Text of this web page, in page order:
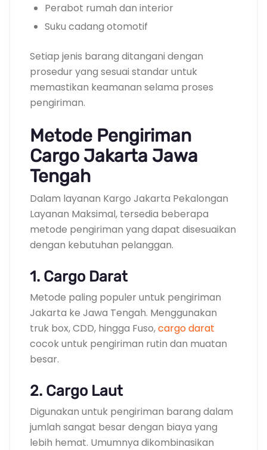
Perabot rumah dan interior
Suku cadang otomotif
Setiap jenis barang ditangani dengan
prosedur yang sesuai standar untuk
memastikan keamanan selama proses
pengiriman.
Metode Pengiriman
Cargo Jakarta Jawa
Tengah
Dalam layanan Kargo Jakarta Pekalongan
Layanan Maksimal, tersedia beberapa
metode pengiriman yang dapat disesuaikan
dengan kebutuhan pelanggan.
1. Cargo Darat
Metode paling populer untuk pengiriman
Jakarta ke Jawa Tengah. Menggunakan
truk box, CDD, hingga Fuso,cargo darat
cocok untuk pengiriman rutin dan muatan
besar.
2. Cargo Laut
Digunakan untuk pengiriman barang dalam
jumlah sangat besar dengan biaya yang
lebih hemat. Umumnya dikombinasikan